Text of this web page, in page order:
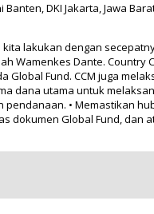
DKI Jakarta, Jawa
lakukan dengan
Dante. Country
Fund. CCM juga
dana utama untuk
• Memastikan
dokumen Global Fund, dan